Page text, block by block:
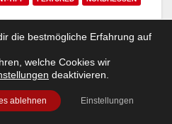
– 2019 wieder in
die bestmögliche Erfahrung auf
welche Cookies wir
deaktivieren.
ablehnen Einstellungen